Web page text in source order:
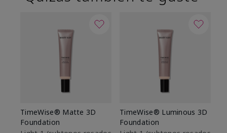
TimeWise® Matte 3D
Foundation
TimeWise® Luminous 3D
Foundation